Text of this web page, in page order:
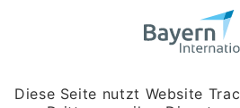
Publikationen